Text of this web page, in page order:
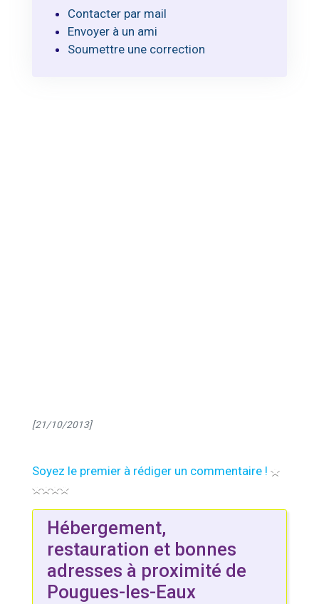
Contacter par mail
Envoyer à un ami
Soumettre une correction
[21/10/2013]
Soyez le premier à rédiger un commentaire !
Hébergement,
restauration et bonnes
adresses à proximité de
Pougues-les-Eaux